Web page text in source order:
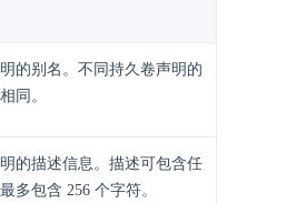
的别名。不同持久卷声明的
同。
的描述信息。描述可包含任
多包含 256 个字符。